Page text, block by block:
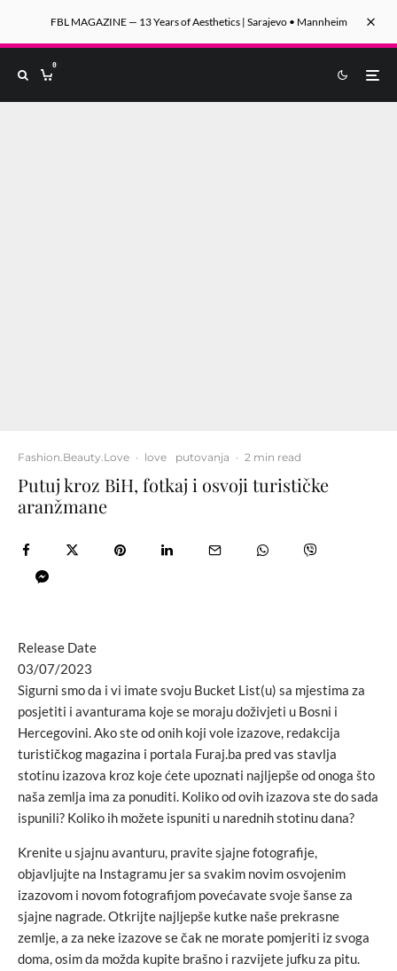
FBL MAGAZINE — 13 Years of Aesthetics | Sarajevo • Mannheim
0
Fashion.Beauty.Love · love putovanja · 2 min read
Putuj kroz BiH, fotkaj i osvoji turističke
aranžmane
Release Date
03/07/2023
Sigurni smo da i vi imate svoju Bucket List(u) sa mjestima za
posjetiti i avanturama koje se moraju doživjeti u Bosni i
Hercegovini. Ako ste od onih koji vole izazove, redakcija
turističkog magazina i portala Furaj.ba pred vas stavlja
stotinu izazova kroz koje ćete upoznati najljepše od onoga što
naša zemlja ima za ponuditi. Koliko od ovih izazova ste do sada
ispunili? Koliko ih možete ispuniti u narednih stotinu dana?
Krenite u sjajnu avanturu, pravite sjajne fotografije,
objavljujte na Instagramu jer sa svakim novim osvojenim
izazovom i novom fotografijom povećavate svoje šanse za
sjajne nagrade. Otkrijte najljepše kutke naše prekrasne
zemlje, a za neke izazove se čak ne morate pomjeriti iz svoga
doma, osim da možda kupite brašno i razvijete jufku za pitu.